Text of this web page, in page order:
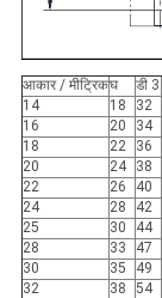
आकार / मीट्रिकघ डी 3
14
18 32
16
20 34
18
22 36
20
24 38
22
26 40
24
28 42
25
30 44
28
33 47
30
35 49
32
38 54